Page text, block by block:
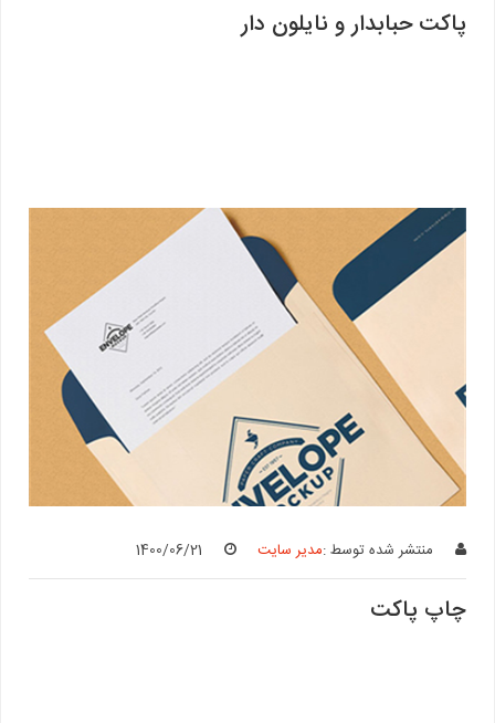
پاکت حبابدار و نایلون دار
منتشر شده توسط :مدیر سایت 1400/06/21
چاپ پاکت